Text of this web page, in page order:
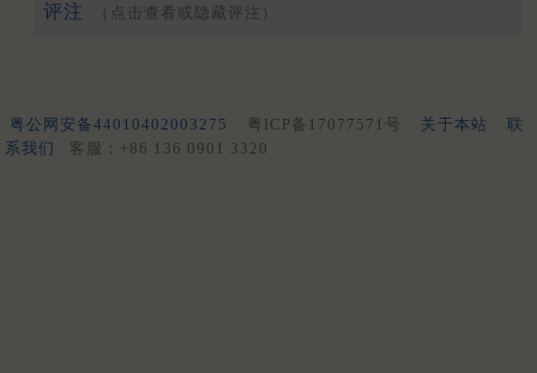
评注 （点击查看或隐藏评注）
粤公网安备44010402003275 粤ICP备17077571号 关于本站
联
系我们
客服：+86 136 0901 3320